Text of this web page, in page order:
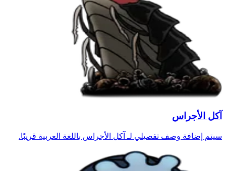
آكل الأجراس
سيتم إضافة وصف تفصيلي لـ آكل الأجراس باللغة العربية قريبًا.